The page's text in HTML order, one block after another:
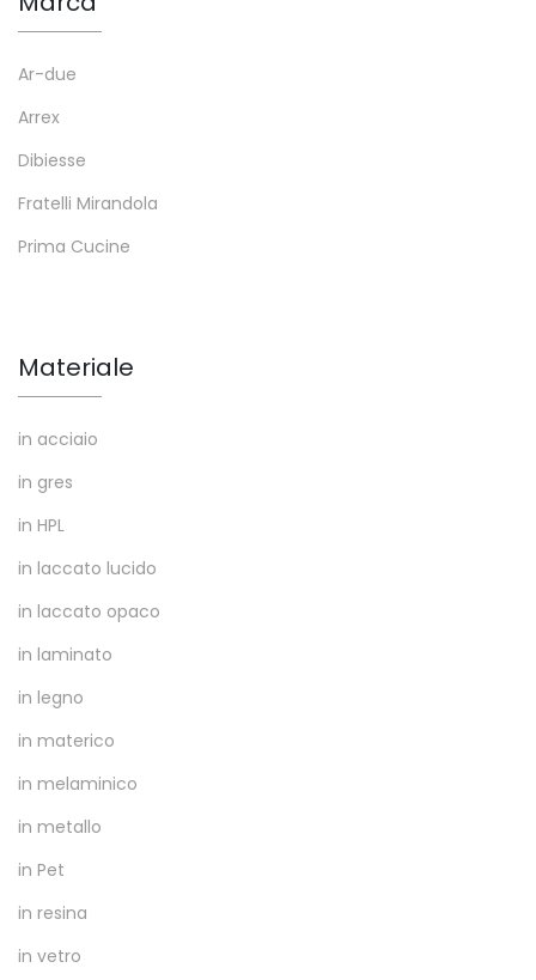
Ar-due
Arrex
Dibiesse
Fratelli Mirandola
Prima Cucine
Materiale
in acciaio
in gres
in HPL
in laccato lucido
in laccato opaco
in laminato
in legno
in materico
in melaminico
in metallo
in Pet
in resina
in vetro